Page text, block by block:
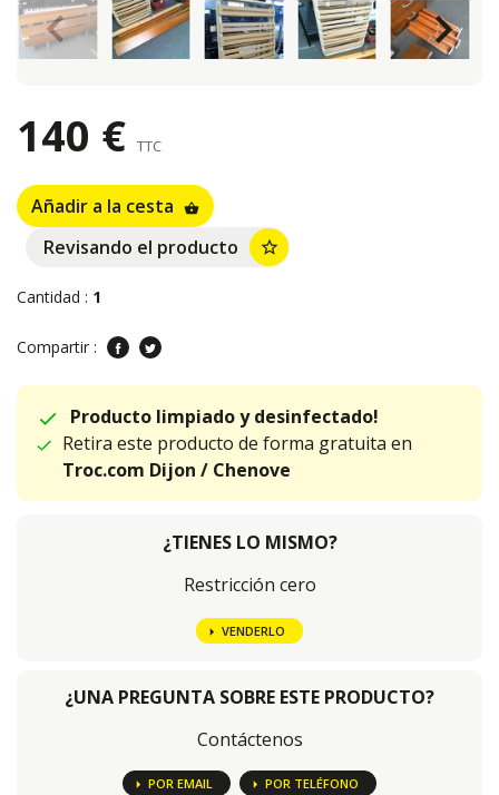
keyboard_arrow_left keyboard_arrow_right
140 € TTC
Añadir a la cesta shopping_basket
Revisando el producto star_border
Cantidad : 1
Compartir :
Producto limpiado y desinfectado!
Retira este producto de forma gratuita en
Troc.com Dijon / Chenove
¿TIENES LO MISMO?
Restricción cero
VENDERLO
¿UNA PREGUNTA SOBRE ESTE PRODUCTO?
Contáctenos
POR EMAIL POR TELÉFONO